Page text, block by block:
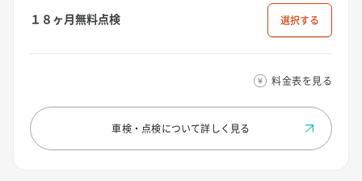
１８ヶ月無料点検 選択
料金表を見る
車検・点検について詳しく見る